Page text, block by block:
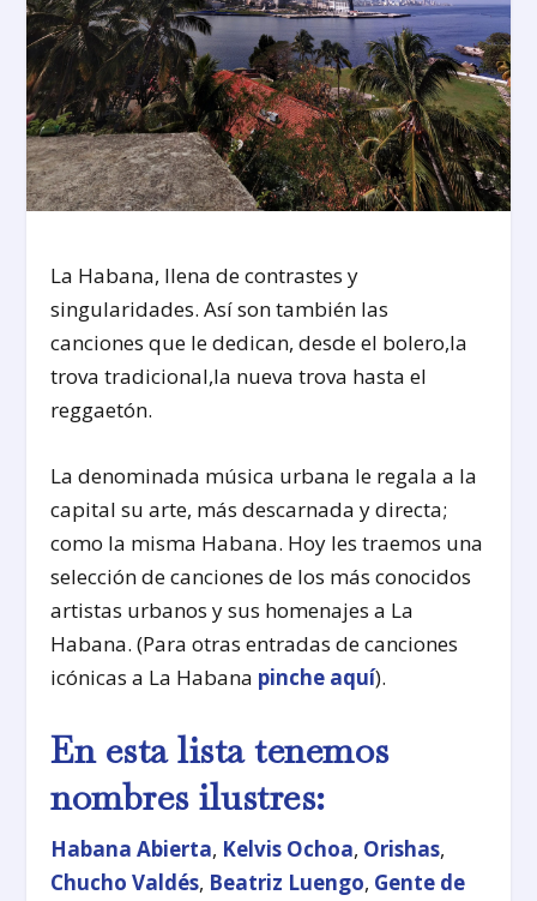
La Habana, llena de contrastes y
singularidades. Así son también las
canciones que le dedican, desde el bolero,la
trova tradicional,la nueva trova hasta el
reggaetón.
La denominada música urbana le regala a la
capital su arte, más descarnada y directa;
como la misma Habana. Hoy les traemos una
selección de canciones de los más conocidos
artistas urbanos y sus homenajes a La
Habana. (Para otras entradas de canciones
icónicas a La Habana pinche aquí).
En esta lista tenemos
nombres ilustres:
Habana Abierta, Kelvis Ochoa, Orishas,
Chucho Valdés, Beatriz Luengo, Gente de